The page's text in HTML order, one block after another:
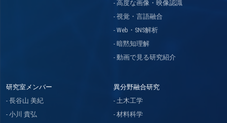
高度な画像・映像認識
視覚・言語融合
Web・SNS解析
暗黙知理解
動画で見る研究紹介
研究室メンバー
長谷山 美紀
小川 貴弘
異分野融合研究
土木工学
材料科学